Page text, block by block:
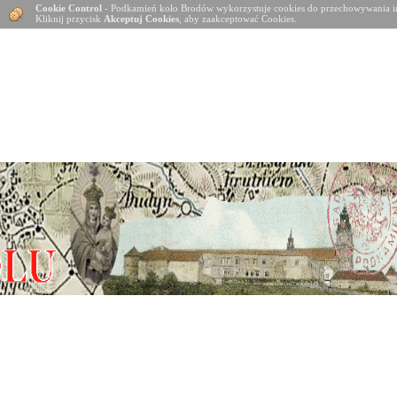
Cookie Control - Podkamień koło Brodów wykorzystuje cookies do
Kliknij przycisk Akceptuj Cookies , aby zaakceptować Cookies.